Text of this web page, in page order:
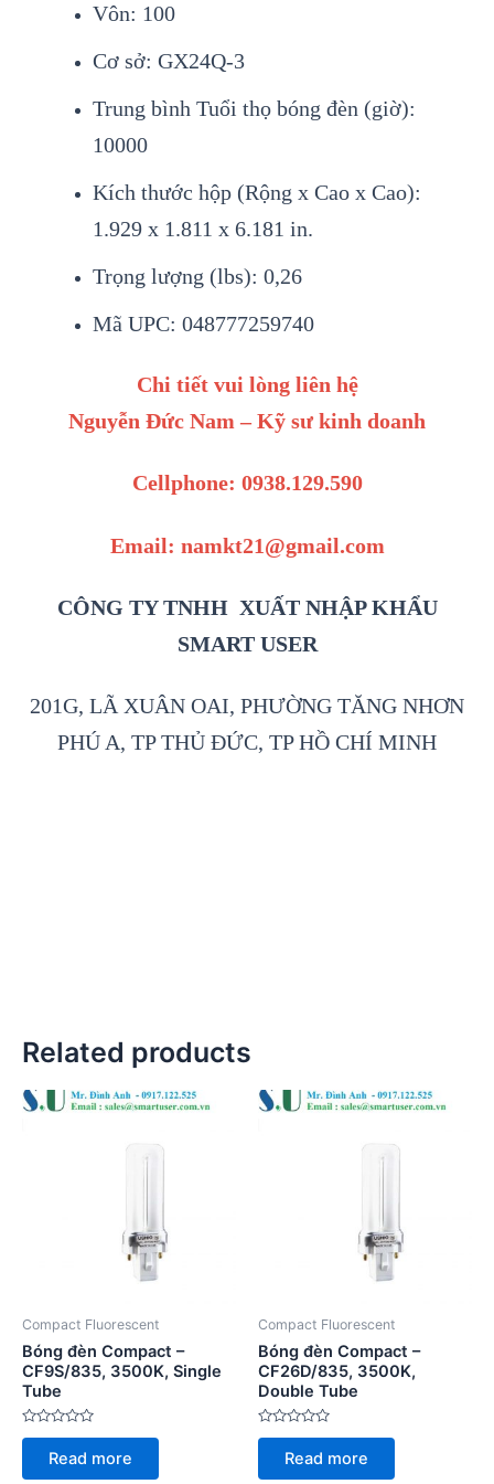
Vôn: 100
Cơ sở: GX24Q-3
Trung bình Tuổi thọ bóng đèn (giờ):
10000
Kích thước hộp (Rộng x Cao x Cao):
1.929 x 1.811 x 6.181 in.
Trọng lượng (lbs): 0,26
Mã UPC: 048777259740
Chi tiết vui lòng liên hệ
Nguyễn Đức Nam – Kỹ sư kinh doanh
Cellphone: 0938.129.590
Email: namkt21@gmail.com
CÔNG TY TNHH XUẤT NHẬP KHẨU
SMART USER
201G, LÃ XUÂN OAI, PHƯỜNG TĂNG NHƠN
PHÚ A, TP THỦ ĐỨC, TP HỒ CHÍ MINH
Related products
Compact Fluorescent
Bóng đèn Compact –
CF9S/835, 3500K, Single
Tube
Rated
of
Read more
Compact Fluorescent
Bóng đèn Compact –
CF26D/835, 3500K,
Double Tube
Rated
of
Read more